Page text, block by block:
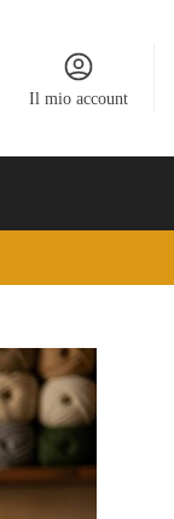
Il mio account